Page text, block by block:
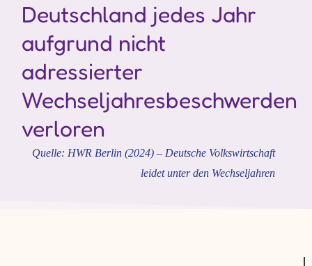
Deutschland jedes Jahr
aufgrund nicht
adressierter
Wechseljahresbeschwerden
verloren
Quelle: HWR Berlin (2024) – Deutsche Volkswirtschaft
leidet unter den Wechseljahren